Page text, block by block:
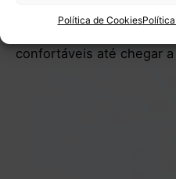
Política de Cookies
O percurso continua
confortáveis até chegar a